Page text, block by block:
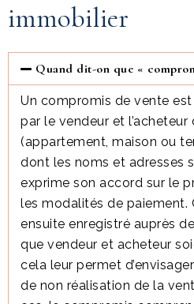
immobilier
Quand dit-on que «
Un compromis de vente
par le vendeur et l’acheteur
(appartement, maison ou
dont les noms et adresses
exprime son accord sur le
les modalités de paiement.
ensuite enregistré auprès
que vendeur et acheteur
cela leur permet
de non réalisation de la